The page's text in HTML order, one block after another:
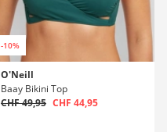
-10%
O'Neill
Baay Bikini Top
CHF 49,95 CHF 44,95